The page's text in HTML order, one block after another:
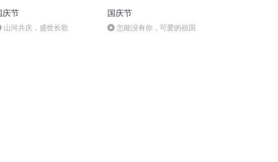
庆节
山河共庆，盛世长歌
国庆节
怎能没有你，可爱的祖国